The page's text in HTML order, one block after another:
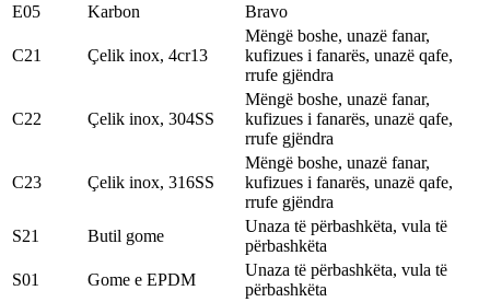
E05
Karbon Bravo
C21 Çelik inox, 4cr13
Mëngë boshe, unazë fanar,
kufizues i fanarës, unazë qafe,
rrufe gjëndra
C22 Çelik inox, 304SS
Mëngë boshe, unazë fanar,
kufizues i fanarës, unazë qafe,
rrufe gjëndra
C23 Çelik inox, 316SS
Mëngë boshe, unazë fanar,
kufizues i fanarës, unazë qafe,
rrufe gjëndra
S21
Butil gome
Unaza të përbashkëta, vula të
përbashkëta
S01
Gome e EPDM
Unaza të përbashkëta, vula të
përbashkëta